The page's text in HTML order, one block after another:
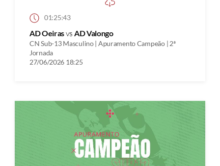
01:25:43
AD Oeirasvs AD Valongo
CN Sub-13 Masculino | Apuramento Campeão | 2ª
Jornada
27/06/2026 18:25